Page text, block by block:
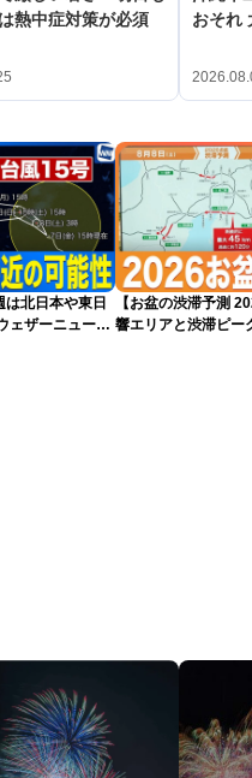
熱中症対策が必須
おそれ
は北日本や東日
ェザーニュース
【お盆の渋滞予測
響エリアと渋滞ピー